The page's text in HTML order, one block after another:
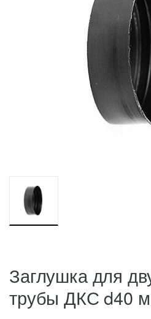
Заглушка для
трубы ДКС d40